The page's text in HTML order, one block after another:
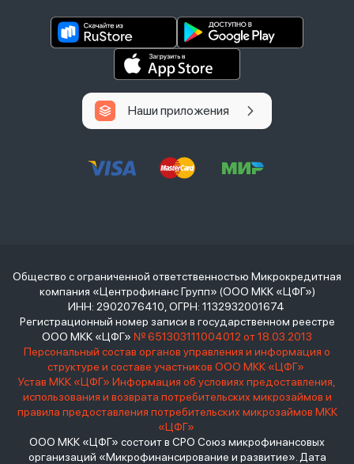
Наши приложения
Общество с ограниченной ответственностью Микрокредитная
компания «Центрофинанс Групп» (ООО МКК «ЦФГ»)
ИНН: 2902076410, ОГРН: 1132932001674
Регистрационный номер записи в государственном реестре
ООО МКК «ЦФГ» № 651303111004012 от 18.03.2013
Персональный состав органов управления и информация о
структуре и составе участников ООО МКК «ЦФГ»
Устав МКК «ЦФГ» Информация об условиях предоставления,
использования и возврата потребительских микрозаймов и
правила предоставления потребительских микрозаймов МКК
«ЦФГ»
ООО МКК «ЦФГ» состоит в СРО Союз микрофинансовых
организаций «Микрофинансирование и развитие». Дата